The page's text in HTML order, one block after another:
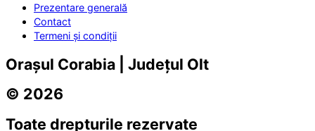
Prezentare generală
Contact
Termeni și condiții
Orașul Corabia | Județul Olt
© 2026
Toate drepturile rezervate